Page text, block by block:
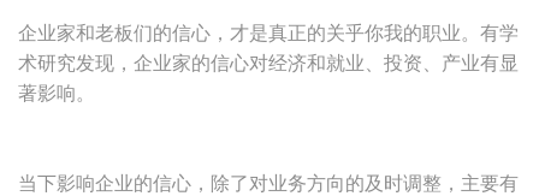
企业家和老板们的信心，才是真正的关乎你我的职业。有学
术研究发现，企业家的信心对经济和就业、投资、产业有显
著影响。
当下影响企业的信心，除了对业务方向的及时调整，主要有